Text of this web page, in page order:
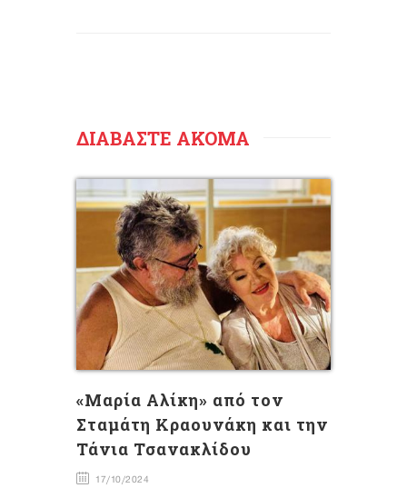
ΔΙΑΒΑΣΤΕ ΑΚΟΜΑ
«Μαρία Αλίκη» από τον
Σταμάτη Κραουνάκη και την
Τάνια Τσανακλίδου
17/10/2024